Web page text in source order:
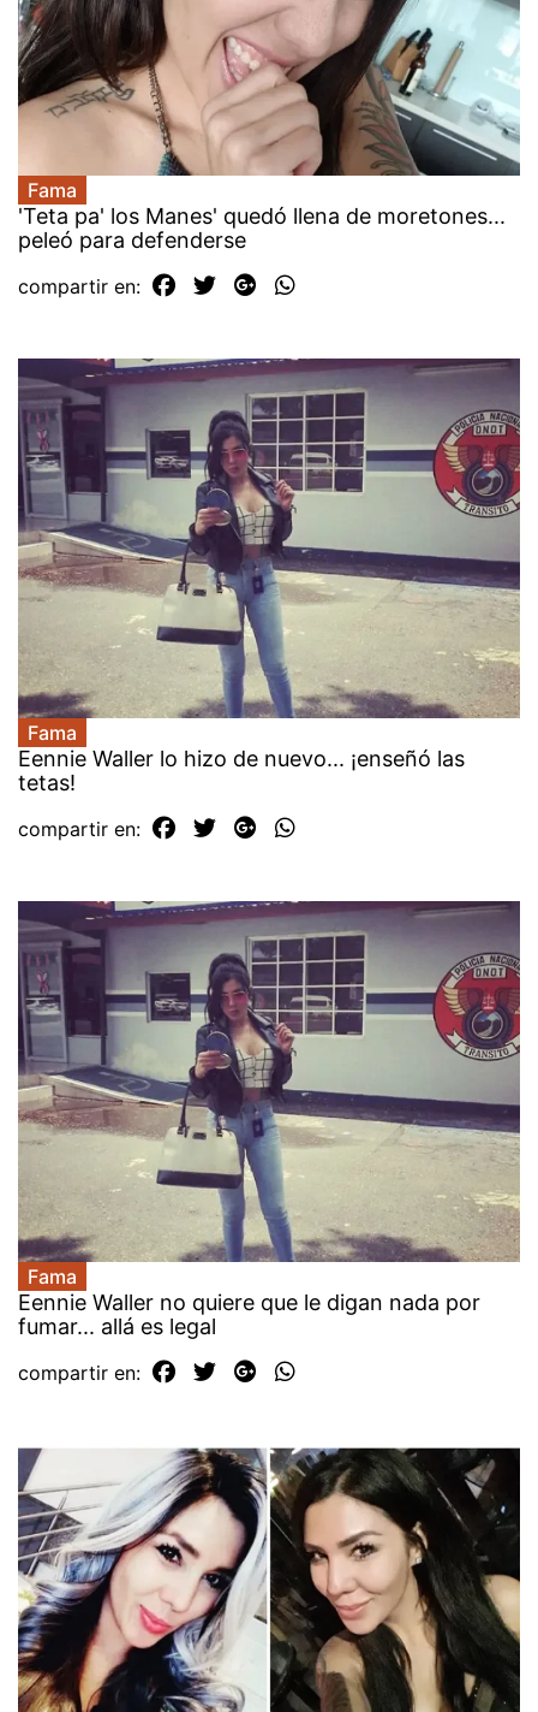
Fama
'Teta pa' los Manes' quedó llena de moretones...
peleó para defenderse
compartir en:
Fama
Eennie Waller lo hizo de nuevo... ¡enseñó las
tetas!
compartir en:
Fama
Eennie Waller no quiere que le digan nada por
fumar... allá es legal
compartir en: